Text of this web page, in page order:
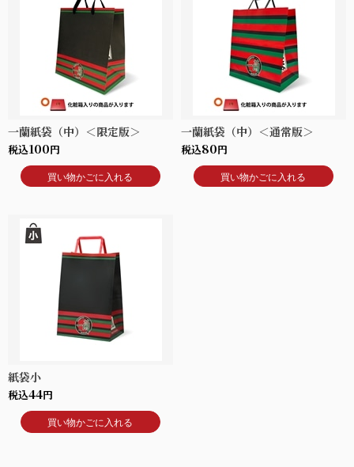
一蘭紙袋（中）＜限定版＞
税込100円
買い物かごに入れる
一蘭紙袋（中）＜通常版＞
税込80円
買い物かごに入れる
紙袋小
税込44円
買い物かごに入れる